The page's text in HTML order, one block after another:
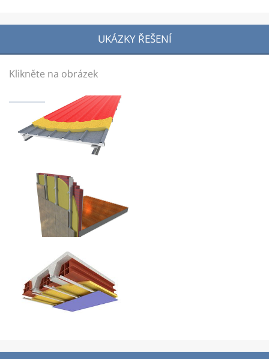
UKÁZKY ŘEŠENÍ
Klikněte na obrázek